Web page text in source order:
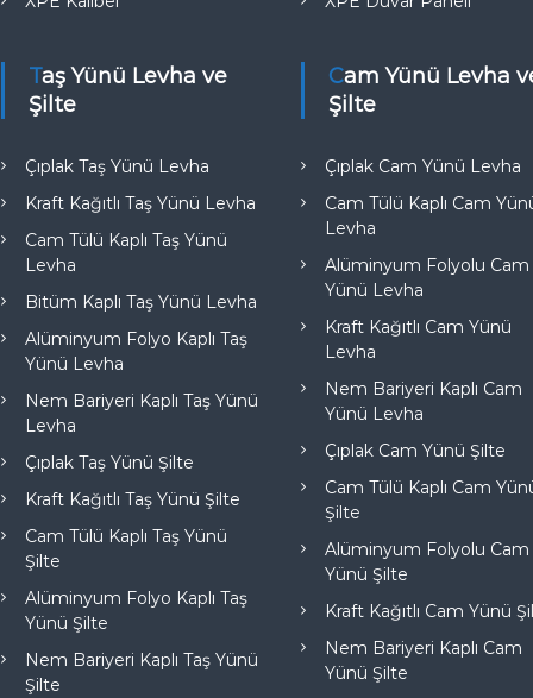
Taş Yünü Levha ve
Şilte
Çıplak Taş Yünü Levha
Kraft Kağıtlı Taş Yünü Levha
Cam Tülü Kaplı Taş Yünü
Levha
Bitüm Kaplı Taş Yünü Levha
Alüminyum Folyo Kaplı Taş
Yünü Levha
Nem Bariyeri Kaplı Taş Yünü
Levha
Çıplak Taş Yünü Şilte
Kraft Kağıtlı Taş Yünü Şilte
Cam Tülü Kaplı Taş Yünü
Şilte
Alüminyum Folyo Kaplı Taş
Yünü Şilte
Nem Bariyeri Kaplı Taş Yünü
Şilte
Cam Yünü Levha ve
Şilte
Çıplak Cam Yünü Levha
Cam Tülü Kaplı Cam
Levha
Alüminyum Folyolu Cam
Yünü Levha
Kraft Kağıtlı Cam Yünü
Levha
Nem Bariyeri Kaplı Cam
Yünü Levha
Çıplak Cam Yünü Şilte
Cam Tülü Kaplı Cam
Şilte
Alüminyum Folyolu Cam
Yünü Şilte
Kraft Kağıtlı Cam Yünü
Nem Bariyeri Kaplı Cam
Yünü Şilte